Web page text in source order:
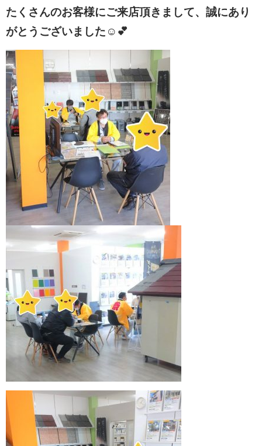
たくさんのお客様にご来店頂きまして、 誠にあり
がとうございました☺💕